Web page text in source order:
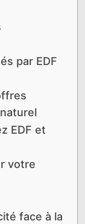
par EDF
EDF et
votre
face à la